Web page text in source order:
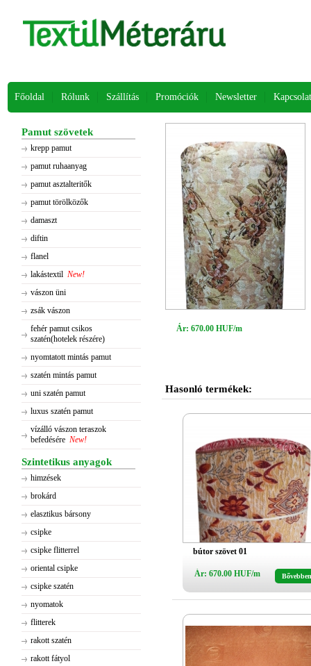
Főoldal Rólunk Szállítás Promóciók Newsletter Kapcsolat
Pamut szövetek
krepp pamut
pamut ruhaanyag
pamut asztalteritők
pamut törölközők
damaszt
diftin
flanel
lakástextil New!
vászon üni
zsák vászon
fehér pamut csikos
szatén(hotelek részére)
nyomtatott mintás pamut
szatén mintás pamut
uni szatén pamut
luxus szatén pamut
vízálló vászon teraszok
befedésére New!
Szintetikus anyagok
himzések
brokárd
elasztikus bársony
csipke
csipke flitterrel
oriental csipke
csipke szatén
nyomatok
flitterek
rakott szatén
rakott fátyol
Ár: 670.00 HUF/m
Hasonló termékek:
bútor szövet 01
Ár: 670.00 HUF/m Bővebben